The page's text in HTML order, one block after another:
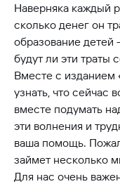
Наверняка каждый
сколько денег он
образование детей
будут ли эти траты
Вместе с изданием
узнать, что сейчас
вместе подумать
эти волнения и
ваша помощь.
займет несколько
Для нас очень